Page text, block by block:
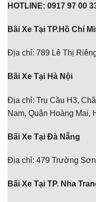
HOTLINE: 0917 97 00
Bãi Xe Tại TP.Hồ Chí
Địa chỉ: 789 Lê Thị
Bãi Xe Tại Hà Nội
Địa chỉ: Trụ Cầu H3,
Nam, Quận Hoàng Mai,
Bãi Xe Tại Đà Nẵng
Địa chỉ: 479 Trường
Bãi Xe Tại TP. Nha